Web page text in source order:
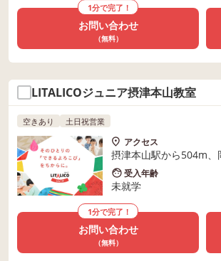
1分で完了！
お問い合わせ
（無料）
LITALICOジュニア摂津本山教室
空きあり 土日祝営業
アクセス
摂津本山駅から504m
受入年齢
未就学
1分で完了！
お問い合わせ
（無料）